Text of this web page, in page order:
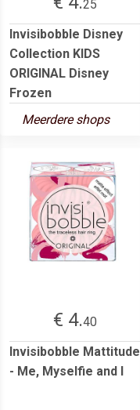
25
Invisibobble Disney
Collection KIDS
ORIGINAL Disney
Frozen
Meerdere shops
€ 4.40
Invisibobble Mattitude
- Me, Myselfie and I